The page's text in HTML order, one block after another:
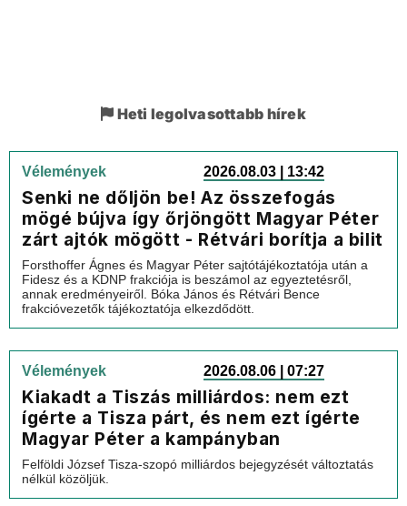
Heti legolvasottabb hírek
Vélemények 2026.08.03 | 13:42
Senki ne dőljön be! Az összefogás
mögé bújva így őrjöngött Magyar Péter
zárt ajtók mögött - Rétvári borítja a bilit
Forsthoffer Ágnes és Magyar Péter sajtótájékoztatója után a
Fidesz és a KDNP frakciója is beszámol az egyeztetésről,
annak eredményeiről. Bóka János és Rétvári Bence
frakcióvezetők tájékoztatója elkezdődött.
Vélemények 2026.08.06 | 07:27
Kiakadt a Tiszás milliárdos: nem ezt
ígérte a Tisza párt, és nem ezt ígérte
Magyar Péter a kampányban
Felföldi József Tisza-szopó milliárdos bejegyzését változtatás
nélkül közöljük.